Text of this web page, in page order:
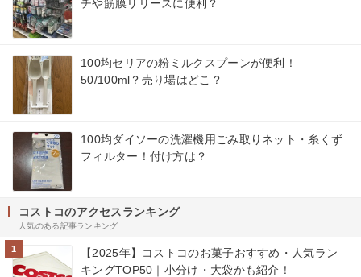
チや筋膜リリースに便利？
100均セリアの粉ミルクスプーンが便利！
50/100ml？売り場はどこ？
100均ダイソーの洗濯機用ごみ取りネット・糸くず
フィルター！付け方は？
コストコのアクセスランキング
人気のある記事ランキング
1
【2025年】コストコのお菓子おすすめ・人気ラン
キングTOP50｜小分け・大袋かも紹介！